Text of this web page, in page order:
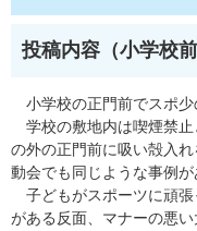
投稿内容（小学校
小学校の正門前でスポ少
学校の敷地内は喫煙禁止
の外の正門前に吸い殻入
動会でも同じような事例が
子どもがスポーツに頑張
がある反面、マナーの悪